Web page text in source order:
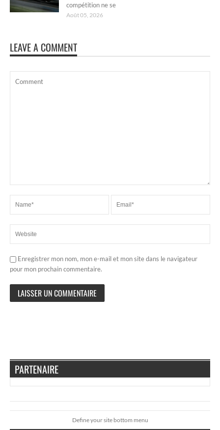
compétition ne se
Août 05, 2026
LEAVE A COMMENT
Enregistrer mon nom, mon e-mail et mon site dans le navigateur
pour mon prochain commentaire.
PARTENAIRE
Define your site bottom menu